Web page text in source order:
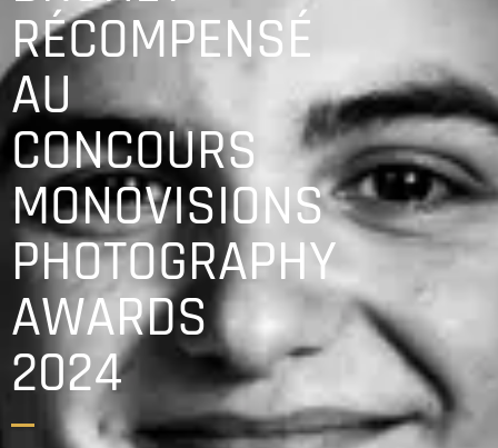
RÉCOMPENSÉ
AU
CONCOURS
MONOVISIONS
PHOTOGRAPHY
AWARDS
2024